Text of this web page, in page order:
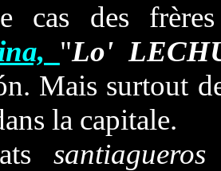
cas des
"Lo'
Mais surtout
la capitale.
santiagueros